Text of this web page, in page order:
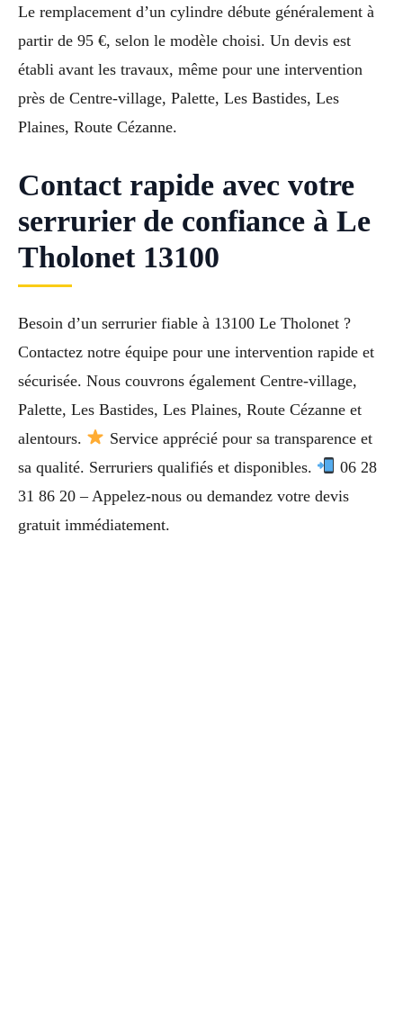
Le remplacement d’un cylindre débute généralement à
partir de 95 €, selon le modèle choisi. Un devis est
établi avant les travaux, même pour une intervention
près de Centre-village, Palette, Les Bastides, Les
Plaines, Route Cézanne.
Contact rapide avec votre
serrurier de confiance à Le
Tholonet 13100
Besoin d’un serrurier fiable à 13100 Le Tholonet ?
Contactez notre équipe pour une intervention rapide et
sécurisée. Nous couvrons également Centre-village,
Palette, Les Bastides, Les Plaines, Route Cézanne et
alentours.
Service apprécié pour sa transparence et
sa qualité. Serruriers qualifiés et disponibles.
06 28
31 86 20 – Appelez-nous ou demandez votre devis
gratuit immédiatement.